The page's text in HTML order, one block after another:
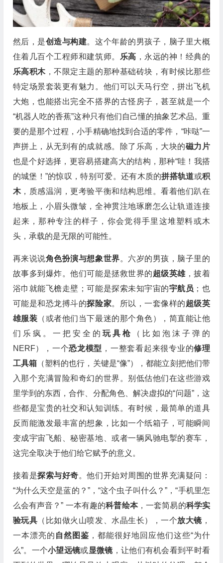
然后，是创造与构建。这个年龄的男孩子，脑子里大概
住着几百个工程师和建筑师。 乐高 ，永远的神！经典的
乐高积木，不限定主题的那种基础砖块，有时候比那些
特定场景套装更有魅力。他们可以天马行空，拼出飞机
大炮，也能搭出完全不搭界的古怪房子，甚至就是一个
“机器人吃的香蕉”这种只有他们自己懂的抽象艺术品。重
要的是那个过程，小手精确地找到合适的零件，“咔哒”一
声拼上，从无到有的成就感。除了乐高，大块的磁力片
也是个好选择，更容易搭建高大的结构，那种“哇！我搭
的城堡！”的惊叹，特别可爱。还有木质的拼搭轨道或积
木，质感温润，更考验平衡和结构思维。看着他们趴在
地板上，小眉头微皱，全神贯注地琢磨怎么让轨道连接
起来，那种专注的样子，你会觉得手里这堆塑料或木
头，承载的是无限的可能性。
再来说说角色扮演与想象世界。六岁的男孩，脑子里的
故事多到爆炸。他们可能是拯救世界的超级英雄，披着
浴巾就能飞檐走壁；可能是探索未知宇宙的宇航员 ；也
可能是和恐龙搏斗的探险家。所以，一套像样的超级英
雄服装 （或者他们当下最迷的那个角色），简直能让他
们乐疯。一把安全的 玩具枪
（比如泡沫子弹的
NERF），一个恐龙模型 ，一整套看起来很专业的修理
工具箱（塑料的也行，关键是“像”），都能立刻把他们带
入那个充满冒险和奇幻的世界。别低估他们在这些游戏
里学到的东西，合作、分配角色、解决虚拟的“问题”，这
些都是宝贵的社交和认知训练。有时候，最简单的道具
反而能激发最丰富的想象，比如一个纸箱子，可能瞬间
变成宇宙飞船、秘密基地、或者一辆风驰电掣的赛车，
这完全取决于他们给它赋予的意义。
接着是探索与好奇。他们开始对周围的世界充满疑问：
“为什么天空是蓝的？”，“这个虫子叫什么？”，“手机里怎
么会有声音？” 一本有趣的科普绘本，一套简易的科学实
验玩具 （比如做火山喷发、水晶生长），一个放大镜 ，
一本漂亮的 自然图鉴 ，都能很好地回应他们这些“为什
么”。一个小望远镜或显微镜 ，让他们有机会看到平时看